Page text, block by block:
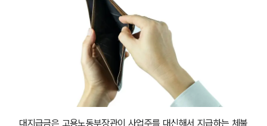
대지급금은 고용노동부장관이 사업주를 대신해서 지급하는 체불